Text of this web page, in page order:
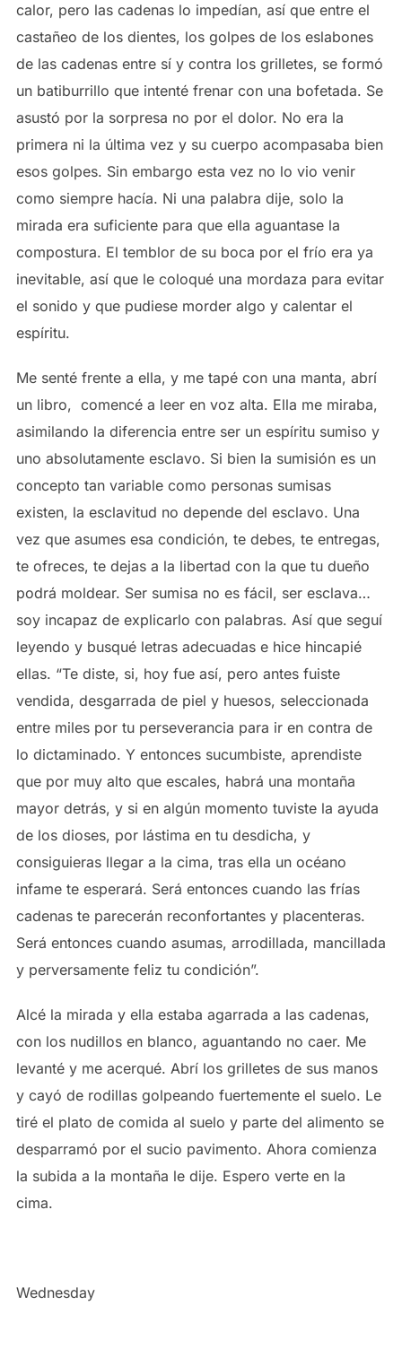
calor, pero las cadenas lo impedían, así que entre el
castañeo de los dientes, los golpes de los eslabones
de las cadenas entre sí y contra los grilletes, se formó
un batiburrillo que intenté frenar con una bofetada. Se
asustó por la sorpresa no por el dolor. No era la
primera ni la última vez y su cuerpo acompasaba bien
esos golpes. Sin embargo esta vez no lo vio venir
como siempre hacía. Ni una palabra dije, solo la
mirada era suficiente para que ella aguantase la
compostura. El temblor de su boca por el frío era ya
inevitable, así que le coloqué una mordaza para evitar
el sonido y que pudiese morder algo y calentar el
espíritu.
Me senté frente a ella, y me tapé con una manta, abrí
un libro, comencé a leer en voz alta. Ella me miraba,
asimilando la diferencia entre ser un espíritu sumiso y
uno absolutamente esclavo. Si bien la sumisión es un
concepto tan variable como personas sumisas
existen, la esclavitud no depende del esclavo. Una
vez que asumes esa condición, te debes, te entregas,
te ofreces, te dejas a la libertad con la que tu dueño
podrá moldear. Ser sumisa no es fácil, ser esclava…
soy incapaz de explicarlo con palabras. Así que seguí
leyendo y busqué letras adecuadas e hice hincapié
ellas. “Te diste, si, hoy fue así, pero antes fuiste
vendida, desgarrada de piel y huesos, seleccionada
entre miles por tu perseverancia para ir en contra de
lo dictaminado. Y entonces sucumbiste, aprendiste
que por muy alto que escales, habrá una montaña
mayor detrás, y si en algún momento tuviste la ayuda
de los dioses, por lástima en tu desdicha, y
consiguieras llegar a la cima, tras ella un océano
infame te esperará. Será entonces cuando las frías
cadenas te parecerán reconfortantes y placenteras.
Será entonces cuando asumas, arrodillada, mancillada
y perversamente feliz tu condición”.
Alcé la mirada y ella estaba agarrada a las cadenas,
con los nudillos en blanco, aguantando no caer. Me
levanté y me acerqué. Abrí los grilletes de sus manos
y cayó de rodillas golpeando fuertemente el suelo. Le
tiré el plato de comida al suelo y parte del alimento se
desparramó por el sucio pavimento. Ahora comienza
la subida a la montaña le dije. Espero verte en la
cima.
Wednesday